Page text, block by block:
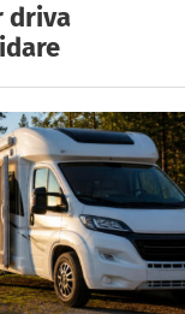
driva